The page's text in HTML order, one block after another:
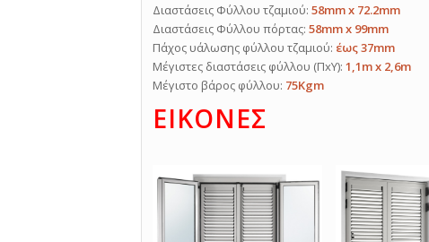
Διαστάσεις Φύλλου τζαμιού: 58mm x 72.2mm
Διαστάσεις Φύλλου πόρτας: 58mm x 99mm
Πάχος υάλωσης φύλλου τζαμιού: έως 37mm
Μέγιστες διαστάσεις φύλλου (ΠxΥ): 1,1m x 2,6m
Μέγιστο βάρος φύλλου: 75Kgm
ΕΙΚΟΝΕΣ